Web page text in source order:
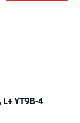
YT9B-4